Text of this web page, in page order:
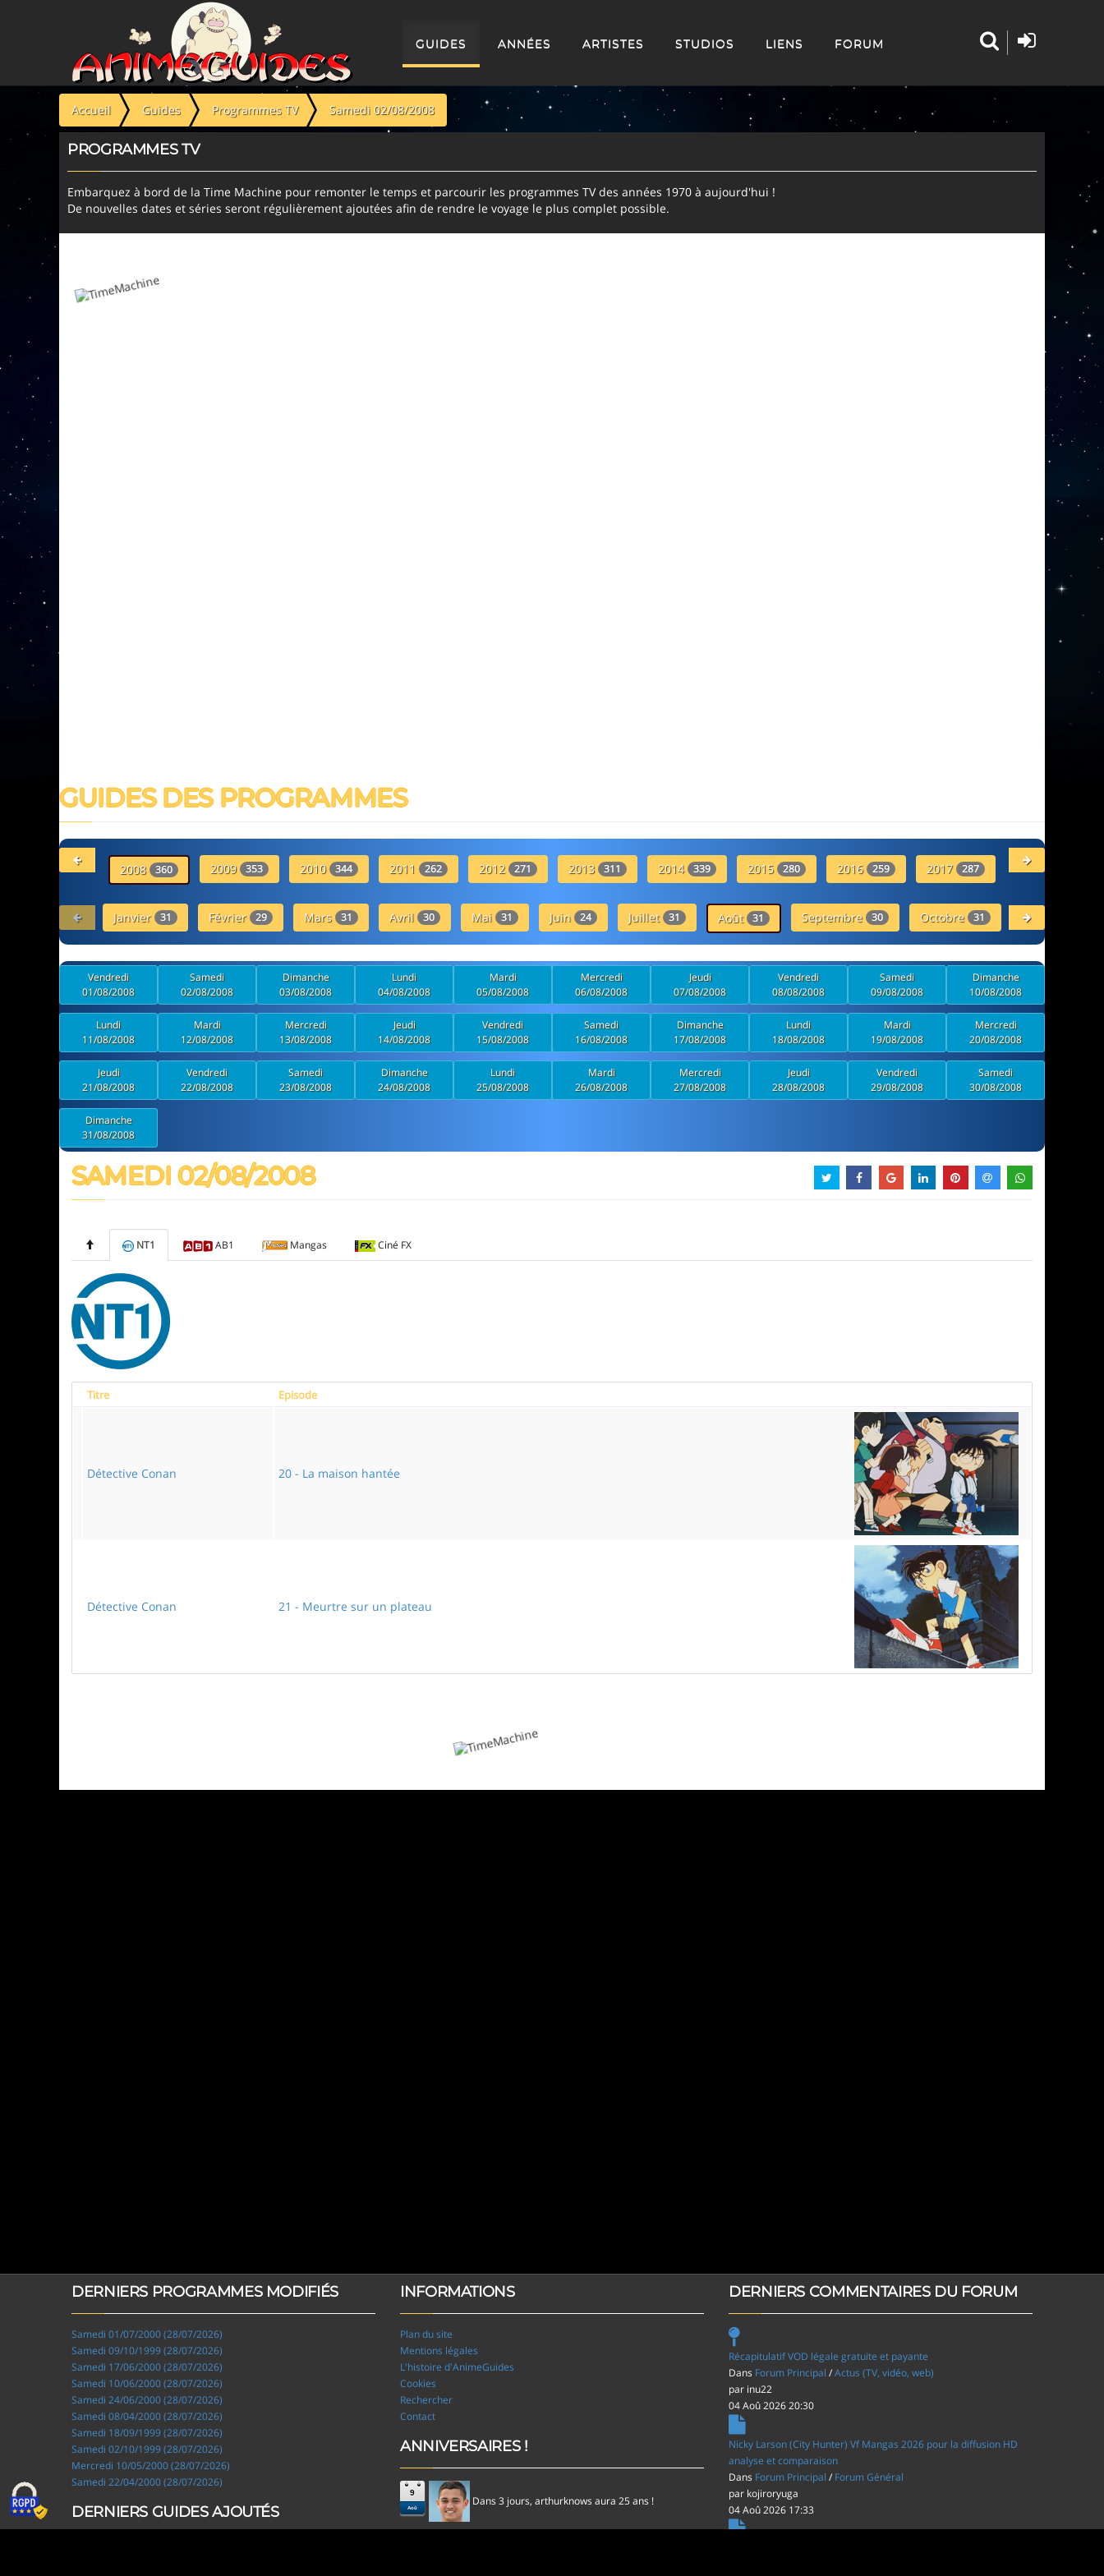
GUIDES ANNÉES ARTISTES STUDIOS LIENS FORUM
Accueil Guides Programmes TV Samedi 02/08/2008
PROGRAMMES TV
Embarquez à bord de la Time Machine pour remonter le temps et parcourir les programmes TV des années 1970 à aujourd'hui !
De nouvelles dates et séries seront régulièrement ajoutées afin de rendre le voyage le plus complet possible.
GUIDES DES PROGRAMMES
2008 360 2009 353 2010 344 2011 262 2012 271 2013 311 2014 339 2015 280 2016 259 2017 287 2018
Janvier 31 Février 29 Mars 31 Avril 30 Mai 31 Juin 24 Juillet 31 Août 31 Septembre 30 Octobre 31 Novembre
Vendredi
01/08/2008
Samedi
02/08/2008
Dimanche
03/08/2008
Lundi
04/08/2008
Mardi
05/08/2008
Mercredi
06/08/2008
Jeudi
07/08/2008
Vendredi
08/08/2008
Samedi
09/08/2008
Dimanche
10/08/2008
Lundi
11/08/2008
Mardi
12/08/2008
Mercredi
13/08/2008
Jeudi
14/08/2008
Vendredi
15/08/2008
Samedi
16/08/2008
Dimanche
17/08/2008
Lundi
18/08/2008
Mardi
19/08/2008
Mercredi
20/08/2008
Jeudi
21/08/2008
Vendredi
22/08/2008
Samedi
23/08/2008
Dimanche
24/08/2008
Lundi
25/08/2008
Mardi
26/08/2008
Mercredi
27/08/2008
Jeudi
28/08/2008
Vendredi
29/08/2008
Samedi
30/08/2008
Dimanche
31/08/2008
SAMEDI 02/08/2008
NT1 AB1 Mangas Ciné FX
Titre Episode
Détective Conan 20 - La maison hantée
Détective Conan 21 - Meurtre sur un plateau
DERNIERS PROGRAMMES MODIFIÉS
Samedi 01/07/2000 (28/07/2026)
Samedi 09/10/1999 (28/07/2026)
Samedi 17/06/2000 (28/07/2026)
Samedi 10/06/2000 (28/07/2026)
Samedi 24/06/2000 (28/07/2026)
Samedi 08/04/2000 (28/07/2026)
Samedi 18/09/1999 (28/07/2026)
Samedi 02/10/1999 (28/07/2026)
Mercredi 10/05/2000 (28/07/2026)
Samedi 22/04/2000 (28/07/2026)
DERNIERS GUIDES AJOUTÉS
INFORMATIONS
Plan du site
Mentions légales
L'histoire d'AnimeGuides
Cookies
Rechercher
Contact
ANNIVERSAIRES !
9
Aoû
Dans 3 jours, arthurknows aura 25 ans !
DERNIERS COMMENTAIRES DU FORUM
Récapitulatif VOD légale gratuite et payante
Dans Forum Principal /Actus (TV, vidéo, web)
par inu22
04 Aoû 2026 20:30
Nicky Larson (City Hunter) Vf Mangas 2026 pour la diffusion HD
analyse et comparaison
Dans Forum Principal / Forum Général
par kojiroryuga
04 Aoû 2026 17:33